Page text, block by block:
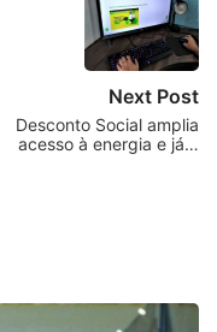
Next Post
Desconto Social amplia
acesso à energia e já…